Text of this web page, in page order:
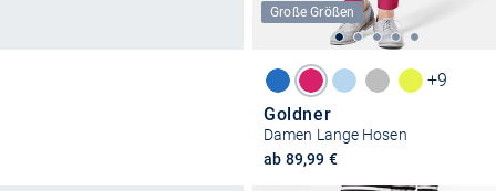
Große Größen
+9
Goldner
Damen Lange Hosen
ab 89,99 €